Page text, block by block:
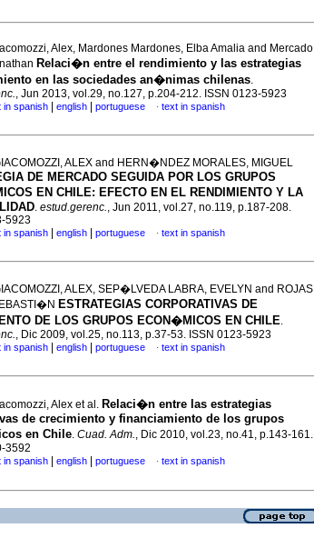
Alex, Mardones Mardones, Elba Amalia and Mercado
Relaci�n entre el rendimiento y las estrategias
en las sociedades an�nimas chilenas.
, Jun 2013, vol.29, no.127, p.204-212. ISSN 0123-5923
in spanish english portuguese · text in spanish
ALEX and HERN�NDEZ MORALES, MIGUEL
DE MERCADO SEGUIDA POR LOS GRUPOS
EN CHILE: EFECTO EN EL RENDIMIENTO Y LA
. estud.gerenc., Jun 2011, vol.27, no.119, p.187-208.
5923
in spanish english portuguese · text in spanish
ALEX, SEP�LVEDA LABRA, EVELYN and ROJAS
ESTRATEGIAS CORPORATIVAS DE
DE LOS GRUPOS ECON�MICOS EN CHILE.
, Dic 2009, vol.25, no.113, p.37-53. ISSN 0123-5923
in spanish english portuguese · text in spanish
Alex et al. Relaci�n entre las estrategias
de crecimiento y financiamiento de los grupos
en Chile. Cuad. Adm., Dic 2010, vol.23, no.41, p.143-161.
3592
in spanish english portuguese · text in spanish